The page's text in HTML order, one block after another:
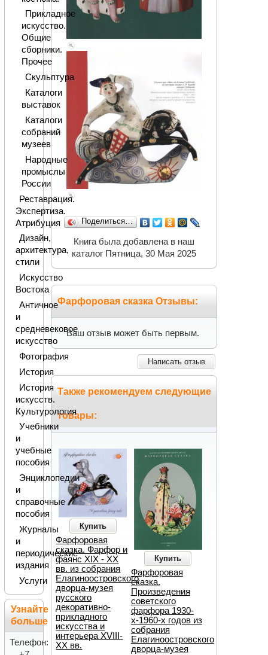
Поделиться…
Книга была добавлена в наш
каталог Пятница, 30 Мая 2025
Фарфоровая сказка Отзывы:
Ваш отзыв может быть первым.
Написать отзыв
Также рекомендуем следующие
товары:
Купить
Фарфоровая
сказка. Фарфор и
фаянс XIX - XX
вв. из собрания
Елагиноостровского
дворца-музея
русского
декоративно-
прикладного
искусства и
интерьера XVIII-
XX вв.
Купить
Фарфоровая
сказка.
Произведения
советского
фарфора 1930-
х-1960-х годов из
собрания
Елагиноостровского
дворца-музея
Прикладное
искусство.
Общие
сборники.
Прочее
Скульптура
Каталоги
выставок
Каталоги
собраний
музеев
Народные
промыслы
России
Реставрация.
Экспертиза.
Атрибуция
Дизайн,
архитектура,
стили
Искусство
Востока
Античное
и
средневековое
искусство
Фотография
История
История
искусств.
Культурология
Учебники
и
учебные
пособия
Энциклопедии
и
справочные
пособия
Журналы
и
периодические
издания
Услуги
Узнайте
больше
Телефон: